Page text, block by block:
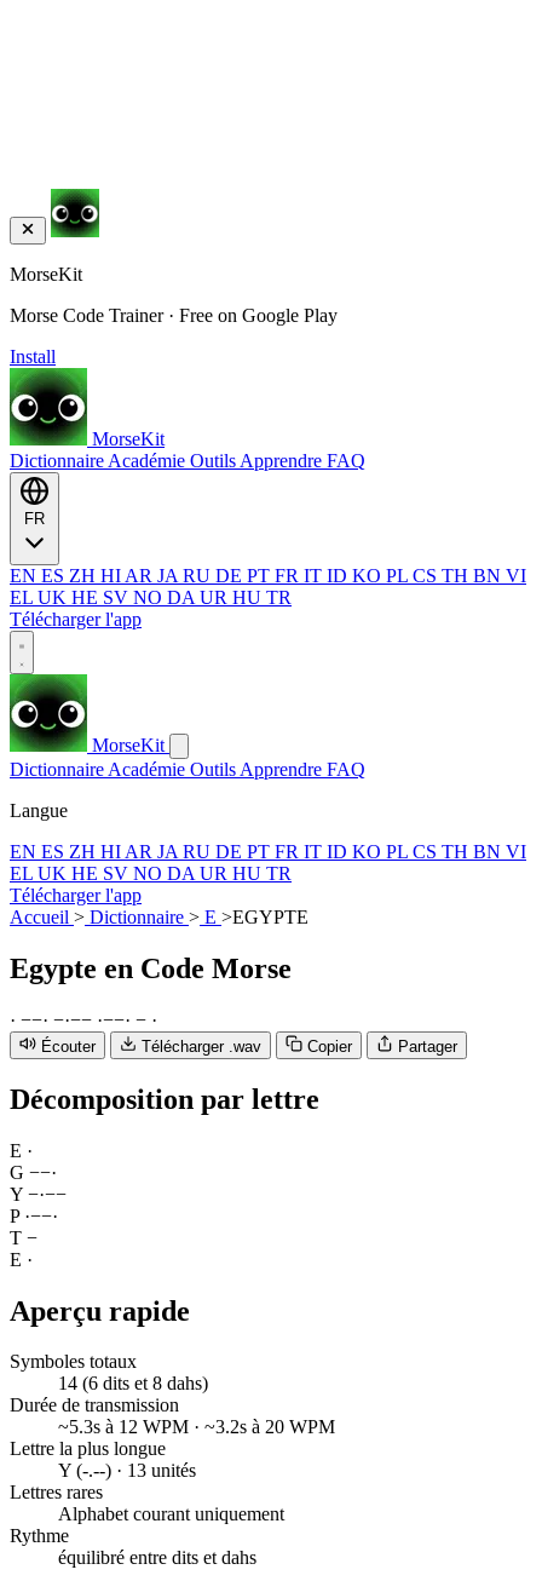
MorseKit
Morse Code Trainer · Free on Google Play
Install
MorseKit
Dictionnaire Académie Outils Apprendre FAQ
EN ES ZH HI AR JA RU DE PT FR IT ID KO PL CS TH BN VI
EL UK HE SV NO DA UR HU TR
Télécharger l'app
MorseKit
Dictionnaire Académie Outils Apprendre FAQ
Langue
EN ES ZH HI AR JA RU DE PT FR IT ID KO PL CS TH BN VI
EL UK HE SV NO DA UR HU TR
Télécharger l'app
Accueil > Dictionnaire > E >EGYPTE
Egypte en Code Morse
· −−· −·−− ·−−· − ·
Écouter Télécharger .wav Copier Partager
Décomposition par lettre
E ·
G −−·
Y −·−−
P ·−−·
T −
E ·
Aperçu rapide
Symboles totaux
14 (6 dits et 8 dahs)
Durée de transmission
~5.3s à 12 WPM · ~3.2s à 20 WPM
Lettre la plus longue
Y (-.--) · 13 unités
Lettres rares
Alphabet courant uniquement
Rythme
équilibré entre dits et dahs